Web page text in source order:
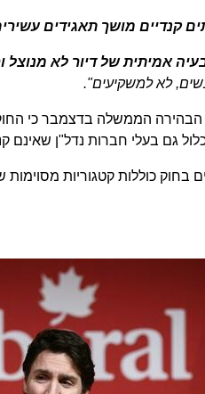
קנדיים מושך תאגידים
אמיתית של דיור לא מנוצל
לא למשקיעים".‏
הבהירה הממשלה בדצמבר כי החוק
גם בעלי חברות נדל"ן שאינם
בחוק כוללות קטגוריות